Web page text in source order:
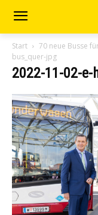
Start 70 neue Busse
bus_quer-jpg
2022-11-02-